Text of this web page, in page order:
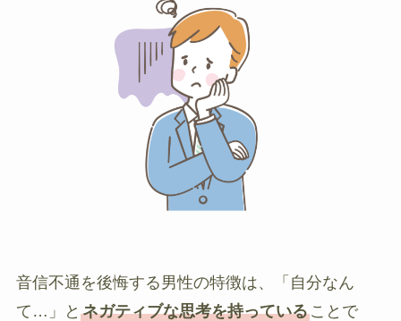
音信不通を後悔する男性の特徴は、「自分なん
て…」と ネガティブな思考を持っていることで